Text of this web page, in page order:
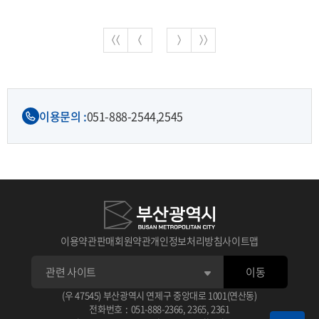
이용문의 :051-888-2544,2545
이용약관판매회원약관개인정보처리방침사이트맵
(우 47545) 부산광역시 연제구 중앙대로 1001(연산동)
전화번호 : 051-888-2366, 2365, 2361
이동